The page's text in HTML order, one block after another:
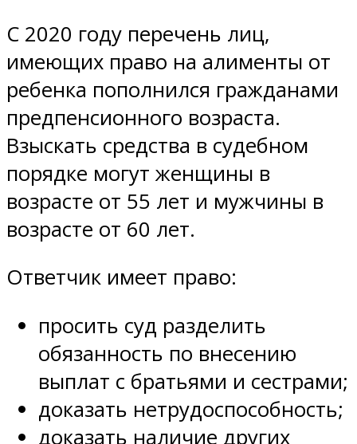
С 2020 году перечень лиц,
имеющих право на алименты от
ребенка пополнился гражданами
предпенсионного возраста.
Взыскать средства в судебном
порядке могут женщины в
возрасте от 55 лет и мужчины в
возрасте от 60 лет.
Ответчик имеет право:
просить суд разделить
обязанность по внесению
выплат с братьями и сестрами;
доказать нетрудоспособность;
доказать наличие других